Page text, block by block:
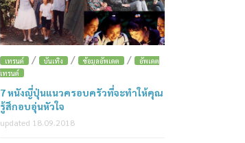
เทรนด์ / บันเทิง / ข้อมูลอัพเดต /
อัพเดต
เทรนด์
7 หนังญี่ปุ่นแนวครอบครัวที่จะทำให้คุณ
รู้สึกอบอุ่นหัวใจ
updated 18.09.2018